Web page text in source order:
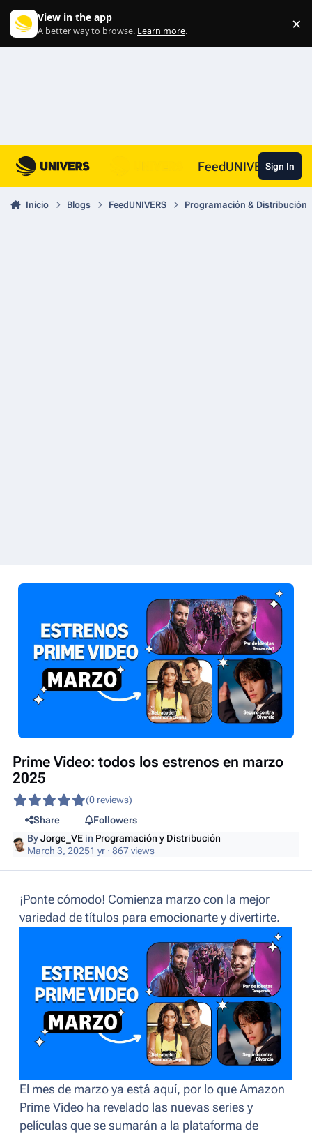
View in the app
A better way to browse. Learn more. ×
FeedUNIVERSSign In
Inicio Blogs FeedUNIVERS Programación & Distribución
Prime Video: todos los estrenos en marzo
2025
(0 reviews)
Share
Followers
ByJorge_VE in Programación y Distribución
March 3, 20251 yr · 867 views
¡Ponte cómodo! Comienza marzo con la mejor
variedad de títulos para emocionarte y divertirte.
El mes de marzo ya está aquí, por lo que Amazon
Prime Video ha revelado las nuevas series y
películas que se sumarán a la plataforma de